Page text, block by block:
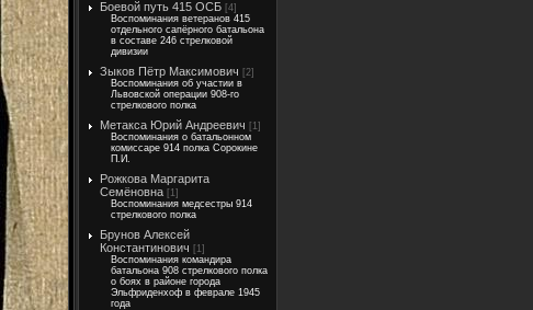
Боевой путь 415 ОСБ [4]
Воспоминания ветеранов 415
отдельного сапёрного батальона
в составе 246 стрелковой
дивизии
Зыков Пётр Максимович [2]
Воспоминания об участии в
Львовской операции 908-го
стрелкового полка
Метакса Юрий Андреевич [1]
Воспоминания о батальонном
комиссаре 914 полка Сорокине
П.И.
Рожкова Маргарита
Семёновна [1]
Воспоминания медсестры 914
стрелкового полка
Брунов Алексей
Константинович [1]
Воспоминания командира
батальона 908 стрелкового полка
о боях в районе города
Эльфриденхоф в феврале 1945
года